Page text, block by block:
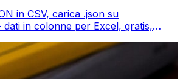
in CSV, carica .json su
in colonne per Excel, gratis,